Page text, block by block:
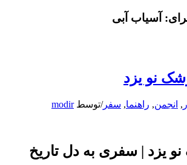
آسیاب آبی
نو یزد
, انجمن, راهنما, سفر/توسطmodir
یزد | سفری به دل تاریخ